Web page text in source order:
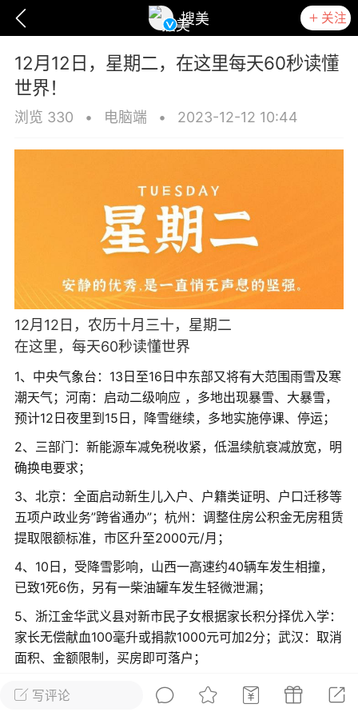
搜美 关注
爆汗熊 卡卡动能素 无创溶斑术
美业357 芯诗妍 卡卡美业
每次200金币 点击购买
师 小熊水光
爆汗熊
脂
卡卡动能素
建术
DRYY面膜 微晶溶斑术
26 23:18
电脑端 美业资讯
本/双效闪充，养出紧致小白脸！一、项
充小白罐 = 闪充大白肌（仪器）× 草本
护...写评论
12月12日，星期二，在这里每天60秒读懂
世界！
浏览 330 • 电脑端 • 2023-12-12 10:44
12月12日，农历十月三十，星期二
在这里，每天60秒读懂世界
1、中央气象台：13日至16日中东部又将有大范围雨雪及寒
潮天气；河南：启动二级响应 ，多地出现暴雪、大暴雪，
预计12日夜里到15日，降雪继续，多地实施停课、停运；
2、三部门：新能源车减免税收紧，低温续航衰减放宽，明
确换电要求；
3、北京：全面启动新生儿入户、户籍类证明、户口迁移等
五项户政业务”跨省通办”；杭州：调整住房公积金无房租赁
提取限额标准，市区升至2000元/月；
4、10日，受降雪影响，山西一高速约40辆车发生相撞，
已致1死6伤，另有一柴油罐车发生轻微泄漏；
5、浙江金华武义县对新市民子女根据家长积分择优入学：
家长无偿献血100毫升或捐款1000元可加2分；武汉：取消
面积、金额限制，买房即可落户；
6、深圳：2024年起，护士将拥有处方权，缓解”看病
难”，上海：相关试点将于近期出台；